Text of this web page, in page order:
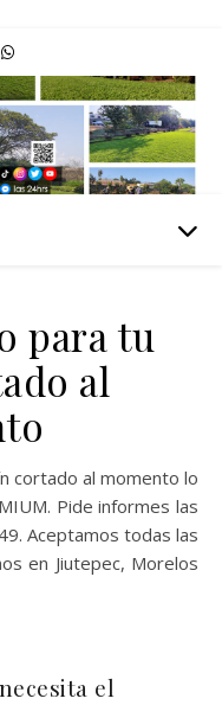
para tu
al
Pide informes las
Aceptamos todas las
en Jiutepec, Morelos
el